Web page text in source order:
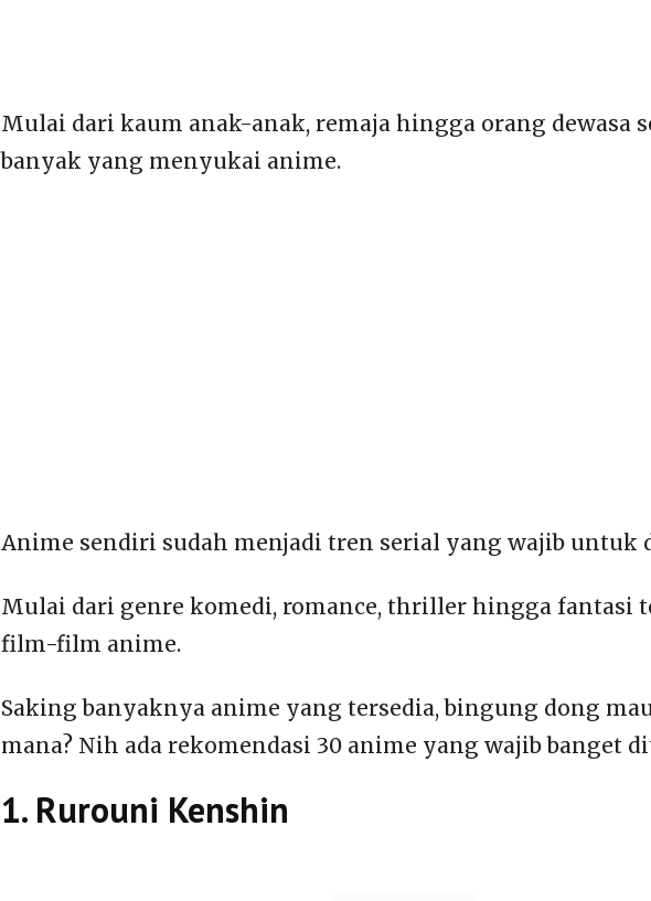
Mulai dari kaum anak-anak, remaja hingga orang dewasa
banyak yang menyukai anime.
Anime sendiri sudah menjadi tren serial yang wajib untuk
Mulai dari genre komedi, romance, thriller hingga fantasi
film-film anime.
Saking banyaknya anime yang tersedia, bingung dong
mana? Nih ada rekomendasi 30 anime yang wajib banget
1. Rurouni Kenshin